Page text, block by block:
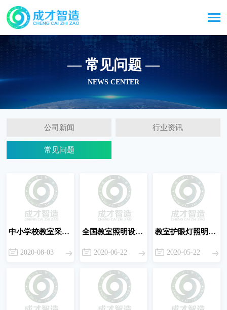
— 常见问题 —
NEWS CENTER
公司新闻 行业资讯
常见问题
中小学校教室采光和照明卫生标准
2020-08-03
全国教室照明设计现状及应用解析
2020-06-22
教室护眼灯照明的一些建议
2020-05-22